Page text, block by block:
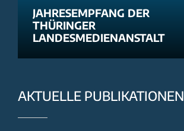
JAHRESEMPFANG DER
THÜRINGER
LANDESMEDIENANSTALT
AKTUELLE PUBLIKATIONEN